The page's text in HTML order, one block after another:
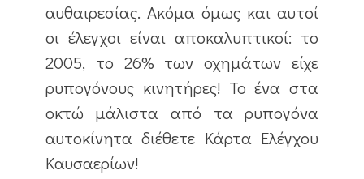
αυθαιρεσίας. Ακόμα όμως και αυτοί
οι έλεγχοι είναι αποκαλυπτικοί: το
2005, το 26% των οχημάτων είχε
ρυπογόνους κινητήρες! Το ένα στα
οκτώ μάλιστα από τα ρυπογόνα
αυτοκίνητα διέθετε Κάρτα Ελέγχου
Καυσαερίων!